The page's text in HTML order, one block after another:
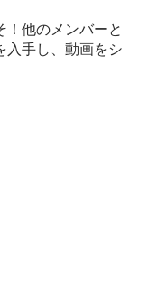
！他のメンバーと
入手し、動画をシ